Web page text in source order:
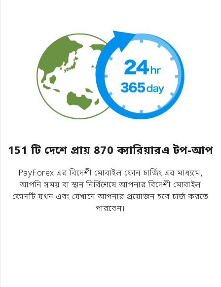
151 টি দেশে প্রায় 870 ক্যারিয়ারএ টপ-আপ
PayForex এর বিদেশী মোবাইল ফোন চার্জিং এর মাধ্যমে,
আপনি সময় বা স্থান নির্বিশেষে আপনার বিদেশী মোবাইল
ফোনটি যখন এবং যেখানে আপনার প্রয়োজন হবে চার্জ করতে
পারবেন।